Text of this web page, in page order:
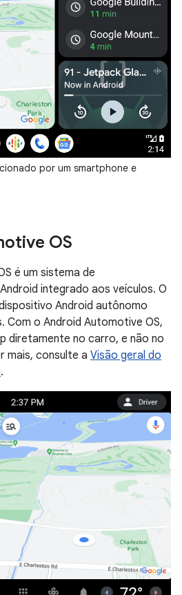
por um smartphone e
OS
é um sistema de
integrado aos veículos. O
Android autônomo
Com o Android Automotive OS,
diretamente no carro, e não no
mais, consulte a Visão geral do
.